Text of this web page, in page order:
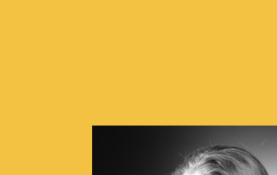
Piano Solo Jazz